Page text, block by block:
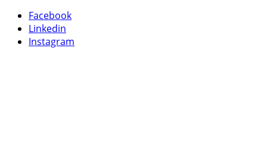
Facebook
Linkedin
Instagram